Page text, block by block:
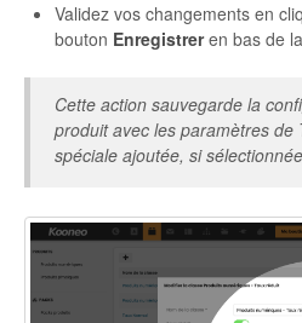
Validez vos changements en
bouton Enregistreren bas de
Cette action sauvegarde la
produit avec les paramètres de
spéciale ajoutée, si